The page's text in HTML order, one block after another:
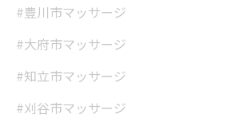
#豊川市マッサージ
#大府市マッサージ
#知立市マッサージ
#刈谷市マッサージ